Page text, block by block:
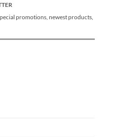
promotions, newest products,